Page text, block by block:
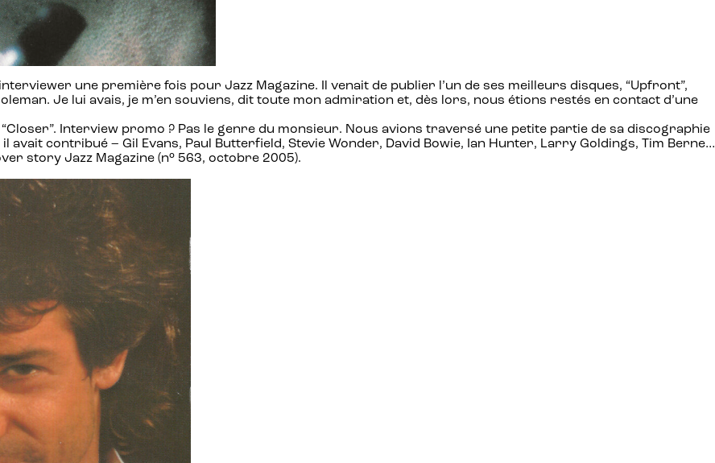
une première fois pour Jazz Magazine. Il venait de publier l’un de ses meilleurs disques, “Upfront”,
Je lui avais, je m’en souviens, dit toute mon admiration et, dès lors, nous étions restés en contact d’une
Interview promo ? Pas le genre du monsieur. Nous avions traversé une petite partie de sa discographie
avait contribué – Gil Evans, Paul Butterfield, Stevie Wonder, David Bowie, Ian Hunter, Larry Goldings, Tim Berne…
story Jazz Magazine (n° 563, octobre 2005).